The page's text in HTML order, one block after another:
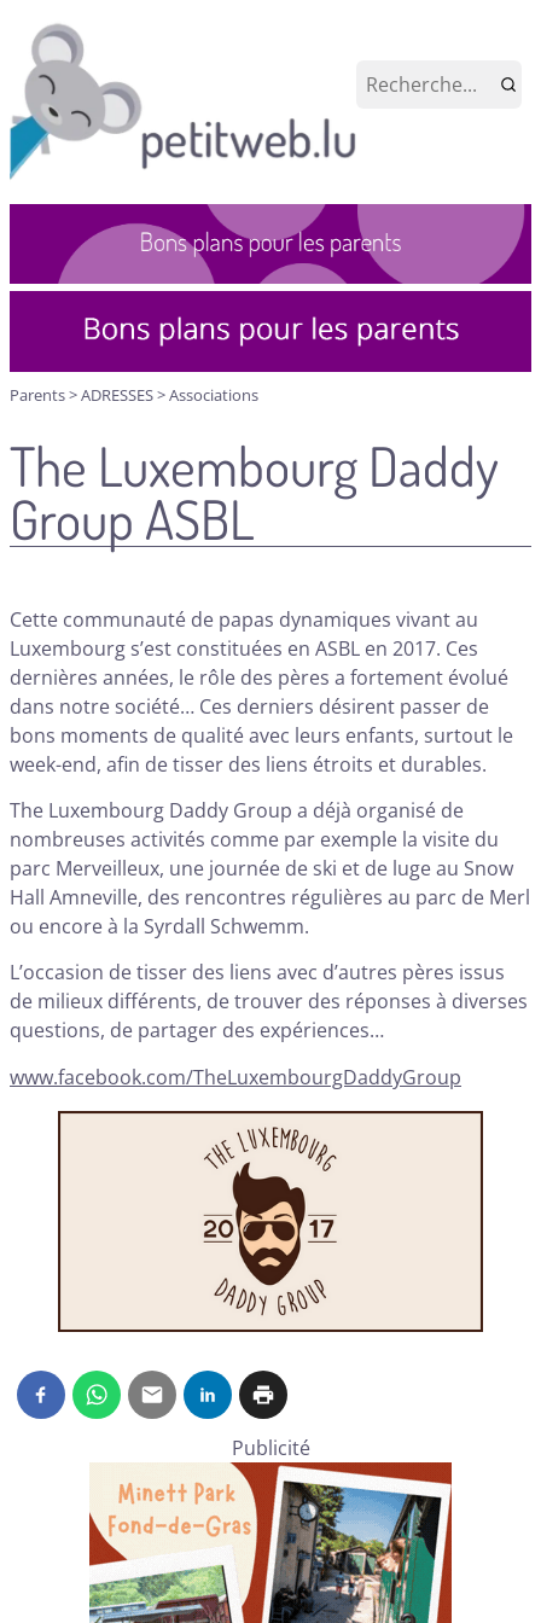
Parents>ADRESSES>Associations
The Luxembourg Daddy
Group ASBL
Cette communauté de papas dynamiques vivant au
Luxembourg s’est constituées en ASBL en 2017. Ces
dernières années, le rôle des pères a fortement évolué
dans notre société… Ces derniers désirent passer de
bons moments de qualité avec leurs enfants, surtout le
week-end, afin de tisser des liens étroits et durables.
The Luxembourg Daddy Group a déjà organisé de
nombreuses activités comme par exemple la visite du
parc Merveilleux, une journée de ski et de luge au Snow
Hall Amneville, des rencontres régulières au parc de Merl
ou encore à la Syrdall Schwemm.
L’occasion de tisser des liens avec d’autres pères issus
de milieux différents, de trouver des réponses à diverses
questions, de partager des expériences…
www.facebook.com/TheLuxembourgDaddyGroup
Publicité